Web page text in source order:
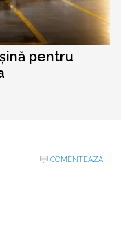
pentru
COMENTEAZA